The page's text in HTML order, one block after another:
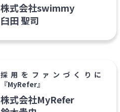
株式会社swimmy
臼田 聖司
採用をファンづくりに
『MyRefer』
株式会社MyRefer